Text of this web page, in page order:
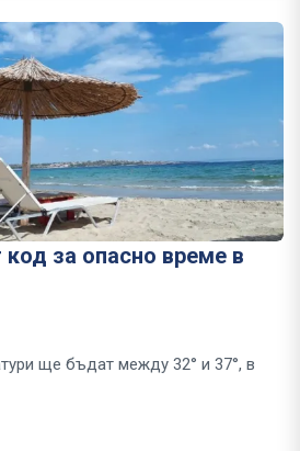
за опасно време в
ще бъдат между 32° и 37°, в